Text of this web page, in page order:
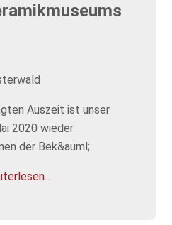
Auszeit ist unser
2020 wieder
der Bek&auml;